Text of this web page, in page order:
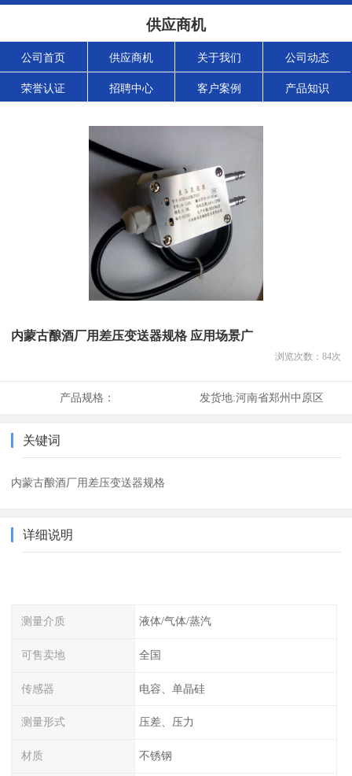
供应商机
公司首页 供应商机 关于我们 公司动态
荣誉认证 招聘中心 客户案例 产品知识
内蒙古酿酒厂用差压变送器规格 应用场景广
浏览次数： 84次
产品规格： 发货地:河南省郑州中原区
关键词
内蒙古酿酒厂用差压变送器规格
详细说明
测量介质 液体/气体/蒸汽
可售卖地 全国
传感器 电容、单晶硅
测量形式 压差、压力
材质 不锈钢